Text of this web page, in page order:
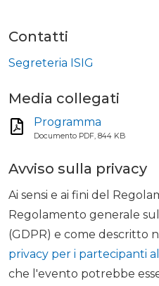
Contatti
Segreteria ISIG
Media collegati
Programma
Documento PDF, 844 KB
Avviso sulla privacy
Ai sensi e ai fini del
Regolamento generale
(GDPR) e come descritto
privacy per i partecipanti
che l'evento potrebbe